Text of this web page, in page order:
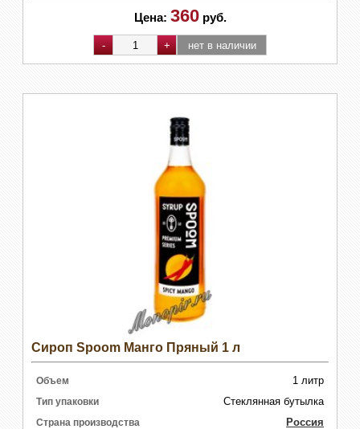
Цена: 360 руб.
Сироп Spoom Манго Пряный 1 л
Объем 1 литр
Тип упаковки Стеклянная бутылка
Страна производства Россия